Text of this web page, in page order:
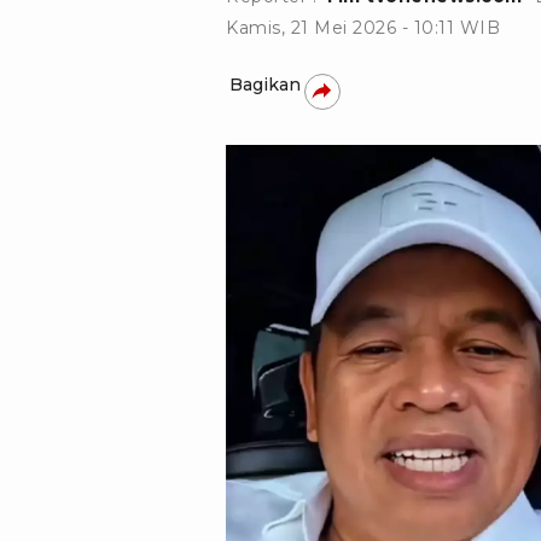
Kamis, 21 Mei 2026 - 10:11 WIB
Bagikan